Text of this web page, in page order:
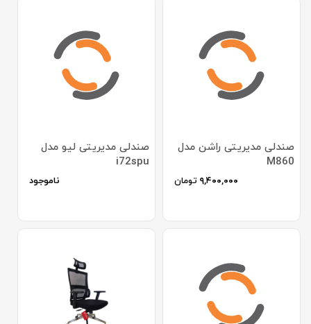
صندلی مدیریتی راشن مدل
M860
۹,۴۰۰,۰۰۰ تومان
صندلی مدیریتی لیو مدل
i72spu
ناموجود